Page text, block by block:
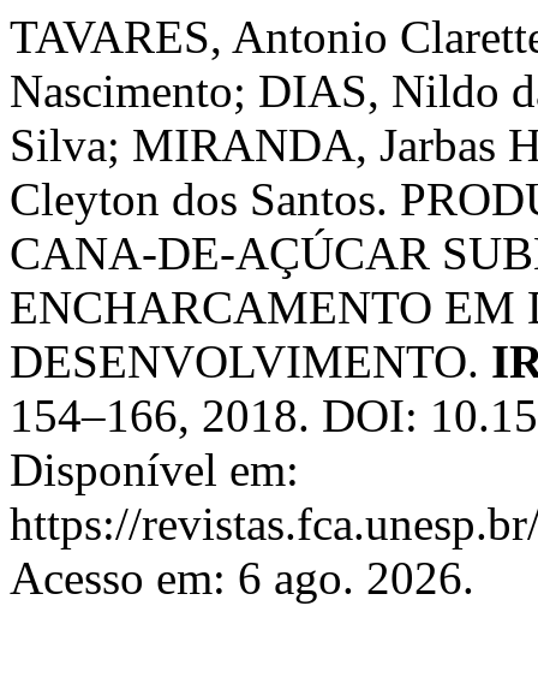
TAVARES, Antonio
Nascimento; DIAS, Nildo
Silva; MIRANDA, Jarbas
Cleyton dos Santos.
CANA-DE-AÇÚCAR
ENCHARCAMENTO EM
DESENVOLVIMENTO.
154–166, 2018. DOI:
Disponível em:
https://
Acesso em: 6 ago. 2026.